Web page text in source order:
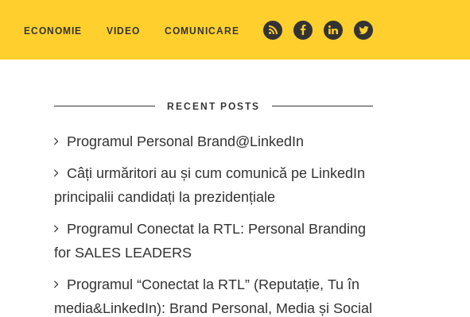
ECONOMIE VIDEO COMUNICARE
RECENT POSTS
Programul Personal Brand@LinkedIn
Câți urmăritori au și cum comunică pe LinkedIn
principalii candidați la prezidențiale
Programul Conectat la RTL: Personal Branding
for SALES LEADERS
Programul “Conectat la RTL” (Reputație, Tu în
media&LinkedIn): Brand Personal, Media și Social